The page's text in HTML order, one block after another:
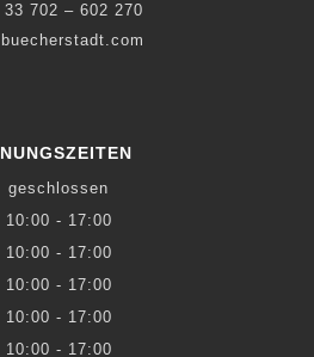
702 – 602 270
geschlossen
10:00 - 17:00
10:00 - 17:00
10:00 - 17:00
10:00 - 17:00
10:00 - 17:00